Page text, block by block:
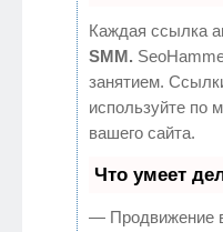
Каждая ссылка
SMM.
занятием.
используйте по
вашего сайта.
Что умеет
— Продвижение